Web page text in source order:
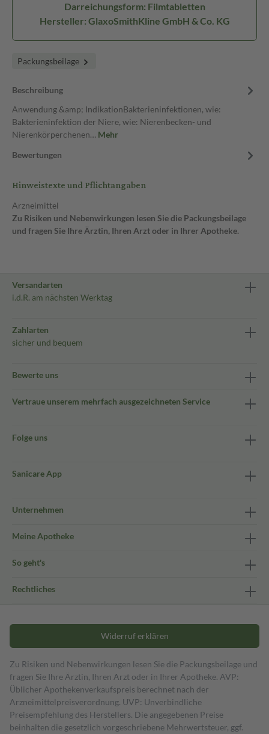
Darreichungsform: Filmtabletten
Hersteller: GlaxoSmithKline GmbH & Co. KG
Packungsbeilage
Beschreibung
Anwendung &amp; IndikationBakterieninfektionen, wie:
Bakterieninfektion der Niere, wie: Nierenbecken- und
Nierenkörperchenen… Mehr
Bewertungen
Hinweistexte und Pflichtangaben
Arzneimittel
Zu Risiken und Nebenwirkungen lesen Sie die Packungsbeilage
und fragen Sie Ihre Ärztin, Ihren Arzt oder in Ihrer Apotheke.
Versandarten
i.d.R. am nächsten Werktag
Zahlarten
sicher und bequem
Bewerte uns
Vertraue unserem mehrfach ausgezeichneten Service
Folge uns
Sanicare App
Unternehmen
Meine Apotheke
So geht's
Rechtliches
Widerruf erklären
Zu Risiken und Nebenwirkungen lesen Sie die Packungsbeilage und
fragen Sie Ihre Ärztin, Ihren Arzt oder in Ihrer Apotheke. AVP:
Üblicher Apothekenverkaufspreis berechnet nach der
Arzneimittelpreisverordnung. UVP: Unverbindliche
Preisempfehlung des Herstellers. Die angegebenen Preise
beinhalten die gesetzlich vorgeschriebene Mehrwertsteuer, ggf.